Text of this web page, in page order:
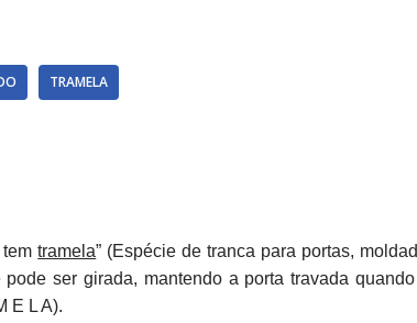
TRAMELA
temtramela” (Espécie de tranca para portas,
ser girada, mantendo a porta travada
E L A).